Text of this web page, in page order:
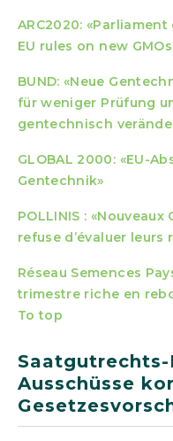
ARC2020:
EU rules on new
BUND: «Neue
für weniger Prüfung
gentechnisch
GLOBAL 2000: «EU-
Gentechnik»
POLLINIS :
refuse d’évaluer leurs
Réseau Semences
trimestre riche en
To top
Saatgutrechts-
Ausschüsse